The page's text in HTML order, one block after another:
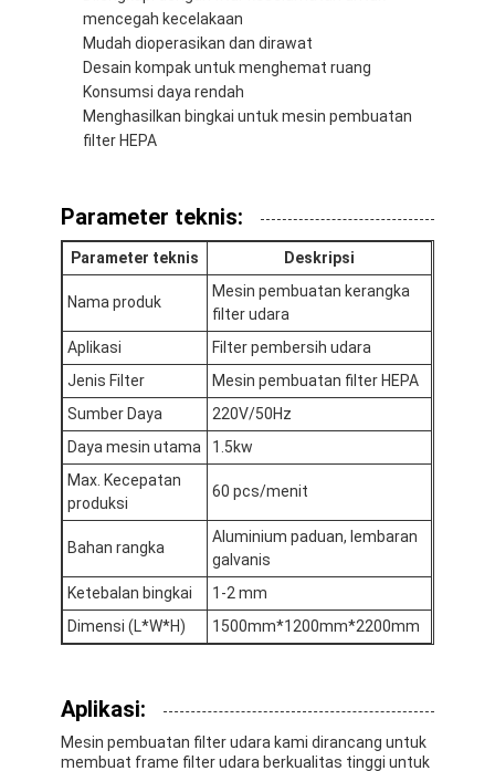
Rumah
Video
Tentang kami
Tur Pabrik
Kontrol Kualitas
Hubungi Kami
Berita
bicara sekarang
Mesin Pembuat Filter Udara
Mesin Pembuat Filter Saku
mencegah kecelakaan
Mudah dioperasikan dan dirawat
Desain kompak untuk menghemat ruang
Konsumsi daya rendah
Menghasilkan bingkai untuk mesin pembuatan
filter HEPA
Parameter teknis:
Parameter teknis Deskripsi
Nama produk
Mesin pembuatan kerangka
filter udara
Aplikasi
Filter pembersih udara
Jenis Filter
Mesin pembuatan filter HEPA
Sumber Daya
220V/50Hz
Daya mesin utama
1.5kw
Max. Kecepatan
produksi
60 pcs/menit
Bahan rangka
Aluminium paduan, lembaran
galvanis
Ketebalan bingkai
1-2 mm
Dimensi (L*W*H)
1500mm*1200mm*2200mm
Aplikasi:
Mesin pembuatan filter udara kami dirancang untuk
membuat frame filter udara berkualitas tinggi untuk